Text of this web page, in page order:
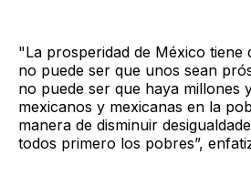
"La prosperidad de México
no puede ser que unos sean
no puede ser que haya millones
mexicanos y mexicanas en la
manera de disminuir
todos primero los pobres”,